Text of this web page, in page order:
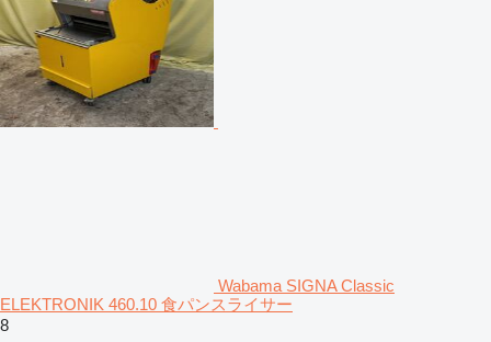
Wabama SIGNA Classic
ELEKTRONIK 460.10 食パンスライサー
8